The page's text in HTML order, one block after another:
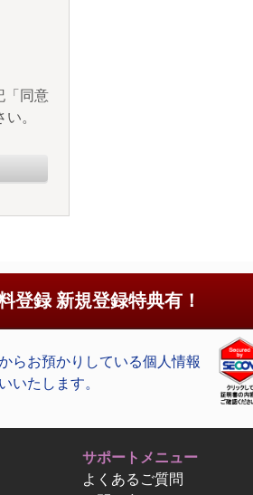
「同意
。
登録 新規登録特典有！
らお預かりしている個人情報
いたします。
サポートメニュー
よくあるご質問